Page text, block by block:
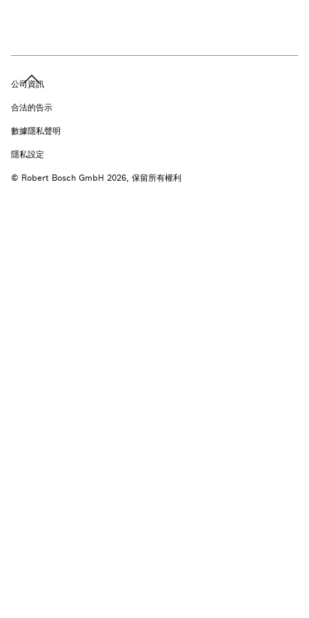
公司資訊
合法的告示
數據隱私聲明
隱私設定
© Robert Bosch GmbH 2026, 保留所有權利